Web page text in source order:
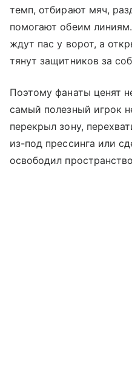
темп, отбирают мяч,
помогают обеим
ждут пас у ворот, а
тянут защитников за
Поэтому фанаты ценят
самый полезный игрок
перекрыл зону,
из-под прессинга или
освободил